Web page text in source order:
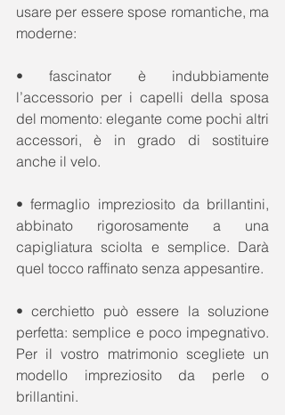
usare per essere spose romantiche, ma
moderne:
• fascinator è indubbiamente
l’accessorio per i capelli della sposa
del momento: elegante come pochi altri
accessori, è in grado di sostituire
anche il velo.
• fermaglio impreziosito da brillantini,
abbinato rigorosamente a una
capigliatura sciolta e semplice. Darà
quel tocco raffinato senza appesantire.
• cerchietto può essere la soluzione
perfetta: semplice e poco impegnativo.
Per il vostro matrimonio scegliete un
modello impreziosito da perle o
brillantini.